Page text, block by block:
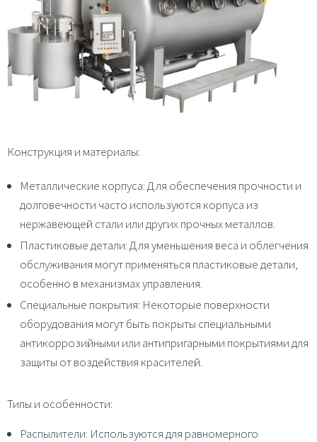
Конструкция и материалы:
Металлические корпуса: Для обеспечения прочности и
долговечности часто используются корпуса из
нержавеющей стали или других прочных металлов.
Пластиковые детали:Для уменьшения веса и облегчения
обслуживания могут применяться пластиковые детали,
особенно в механизмах управления.
Специальные покрытия: Некоторые поверхности
оборудования могут быть покрыты специальными
антикоррозийными или антипригарными покрытиями для
защиты от воздействия красителей.
Типы и особенности:
Распылители: Используются для равномерного